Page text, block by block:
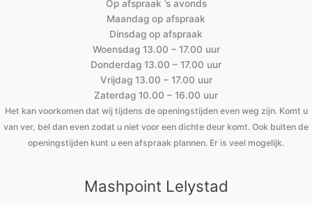
Op afspraak ’s avonds
Maandag op afspraak
Dinsdag op afspraak
Woensdag 13.00 – 17.00 uur
Donderdag 13.00 – 17.00 uur
Vrijdag 13.00 – 17.00 uur
Zaterdag 10.00 – 16.00 uur
Het kan voorkomen dat wij tijdens de openingstijden even weg zijn. Komt u
van ver, bel dan even zodat u niet voor een dichte deur komt. Ook buiten de
openingstijden kunt u een afspraak plannen. Er is veel mogelijk.
Mashpoint Lelystad